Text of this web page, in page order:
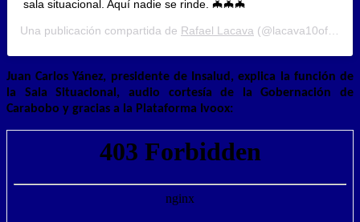
sala situacional. Aquí nadie se rinde. 🦇🦇🦇
Una publicación compartida de Rafael Lacava (@lacava10oficial) el
Juan Carlos Yánez, presidente de Insalud, explica
la función de
la Sala Situacional, audio cortesía de la Gobernación de
Carabobo y gracias a la Plataforma Ivoox: